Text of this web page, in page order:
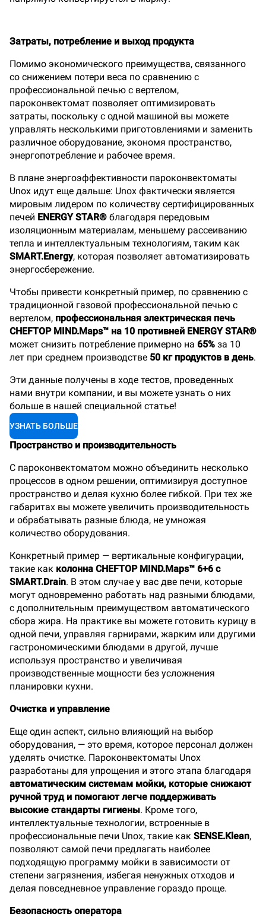
Затраты, потребление и выход продукта
Помимо экономического преимущества, связанного
со снижением потери веса по сравнению с
профессиональной печью с вертелом,
пароконвектомат позволяет оптимизировать
затраты, поскольку с одной машиной вы можете
управлять несколькими приготовлениями и заменить
различное оборудование, экономя пространство,
энергопотребление и рабочее время.
В плане энергоэффективности пароконвектоматы
Unox идут еще дальше: Unox фактически является
мировым лидером по количеству сертифицированных
печей ENERGY STAR® благодаря передовым
изоляционным материалам, меньшему рассеиванию
тепла и интеллектуальным технологиям, таким как
SMART.Energy, которая позволяет автоматизировать
энергосбережение.
Чтобы привести конкретный пример, по сравнению с
традиционной газовой профессиональной печью с
вертелом, профессиональная электрическая печь
CHEFTOP MIND.Maps™ на 10 противней ENERGY STAR®
может снизить потребление примерно на 65% за 10
лет при среднем производстве 50 кг продуктов в день.
Эти данные получены в ходе тестов, проведенных
нами внутри компании, и вы можете узнать о них
больше в нашей специальной статье!
УЗНАТЬ БОЛЬШЕ
Пространство и производительность
С пароконвектоматом можно объединить несколько
процессов в одном решении, оптимизируя доступное
пространство и делая кухню более гибкой. При тех же
габаритах вы можете увеличить производительность
и обрабатывать разные блюда, не умножая
количество оборудования.
Конкретный пример — вертикальные конфигурации,
такие как колонна CHEFTOP MIND.Maps™ 6+6 с
SMART.Drain. В этом случае у вас две печи, которые
могут одновременно работать над разными блюдами,
с дополнительным преимуществом автоматического
сбора жира. На практике вы можете готовить курицу в
одной печи, управляя гарнирами, жарким или другими
гастрономическими блюдами в другой, лучше
используя пространство и увеличивая
производственные мощности без усложнения
планировки кухни.
Очистка и управление
Еще один аспект, сильно влияющий на выбор
оборудования, — это время, которое персонал должен
уделять очистке. Пароконвектоматы Unox
разработаны для упрощения и этого этапа благодаря
автоматическим системам мойки, которые снижают
ручной труд и помогают легче поддерживать
высокие стандарты гигиены. Кроме того,
интеллектуальные технологии, встроенные в
профессиональные печи Unox, такие как SENSE.Klean,
позволяют самой печи предлагать наиболее
подходящую программу мойки в зависимости от
степени загрязнения, избегая ненужных отходов и
делая повседневное управление гораздо проще.
Безопасность оператора